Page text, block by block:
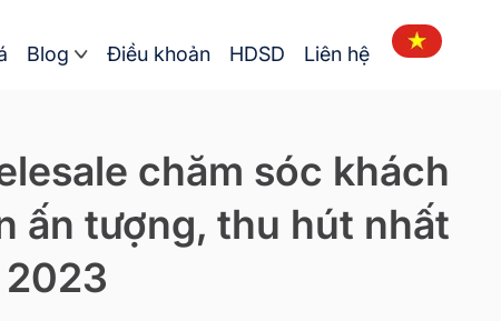
Blog Điều khoản HDSD Liên hệ
chăm sóc khách
ấn tượng, thu hút nhất
2023